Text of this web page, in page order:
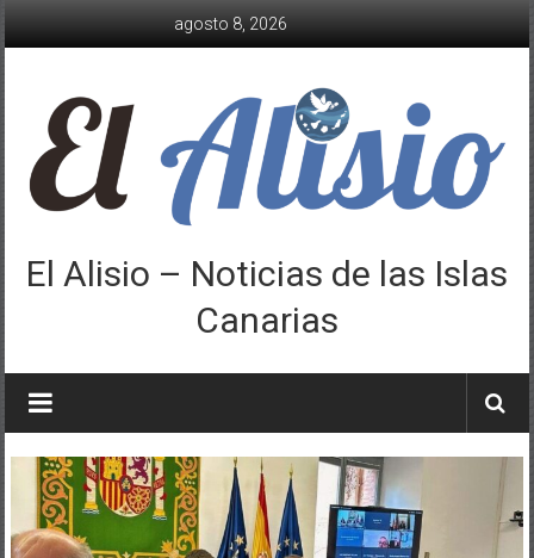
agosto 8, 2026
El Alisio – Noticias de las Islas
Canarias